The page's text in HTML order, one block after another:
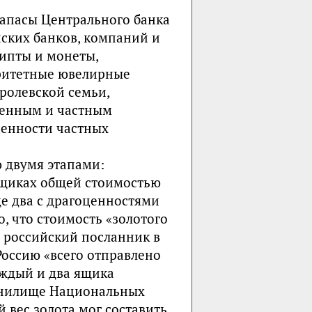
Центрального банка
банков, компаний и
и монеты,
ювелирные
семьи,
и частным
частных
двумя этапами:
общей стоимостью
два с драгоценностями
стоимость «золотого
российский посланник в
«всего отправлено
и два ящика
Национальных